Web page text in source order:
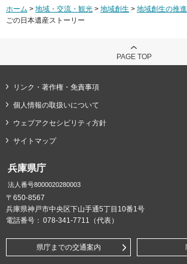
ホーム > 地域・交流・観光 > 地域創生 > 地域創生の推進
ごの日本遺産ストーリー
PAGE TOP
リンク・著作権・免責事項
個人情報の取扱いについて
ウェブアクセシビリティ方針
サイトマップ
兵庫県庁
法人番号8000020280003
〒650-8567
兵庫県神戸市中央区下山手通5丁目10番1号
電話番号： 078-341-7711（代表）
県庁までの交通案内